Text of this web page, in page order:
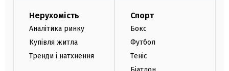
Нерухомість
Аналітика ринку
Купівля житла
Тренди і натхнення
Спорт
Бокс
Футбол
Теніс